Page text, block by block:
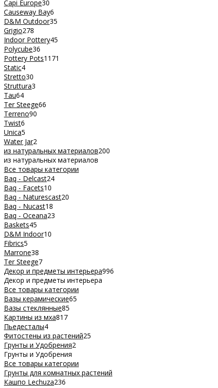
Capi Europe30
Causeway Bay6
D&M Outdoor35
Grigio278
Indoor Pottery45
Polycube36
Pottery Pots1171
Static4
Stretto30
Struttura3
Tau64
Ter Steege66
Terreno90
Twist6
Unica5
Water Jar2
из натуральных материалов200
из натуральных материалов
Все товары категории
Baq - Delcast24
Baq - Facets10
Baq - Naturescast20
Baq - Nucast18
Baq - Oceana23
Baskets45
D&M Indoor10
Fibrics5
Marrone38
Ter Steege7
Декор и предметы интерьера996
Декор и предметы интерьера
Все товары категории
Вазы керамические65
Вазы стеклянные85
Картины из мха817
Пьедесталы4
Фитостены из растений25
Грунты и Удобрения2
Грунты и Удобрения
Все товары категории
Грунты для комнатных растений
Кашпо Lechuza236